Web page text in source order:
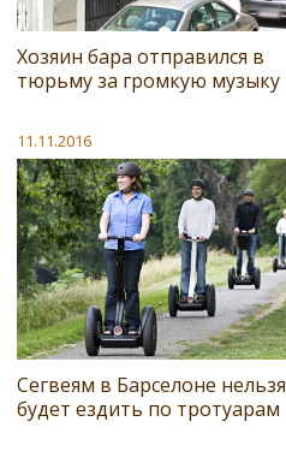
Хозяин бара отправился в
тюрьму за громкую музыку
11.11.2016
Сегвеям в Барселоне нельзя
будет ездить по тротуарам